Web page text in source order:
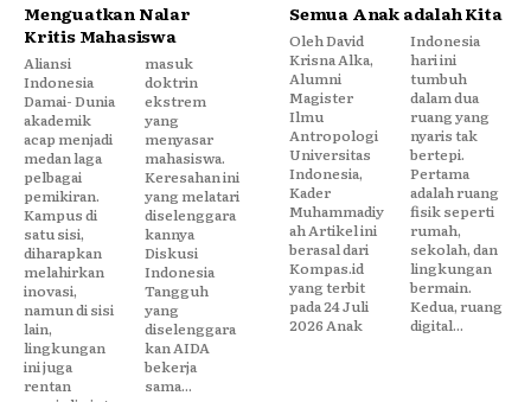
Menguatkan Nalar
Kritis Mahasiswa
Aliansi
Indonesia
Damai- Dunia
akademik
acap menjadi
medan laga
pelbagai
pemikiran.
Kampus di
satu sisi,
diharapkan
melahirkan
inovasi,
namun di sisi
lain,
lingkungan
ini juga
rentan
masuk
doktrin
ekstrem
yang
menyasar
mahasiswa.
Keresahan ini
yang melatari
diselenggara
kannya
Diskusi
Indonesia
Tangguh
yang
diselenggara
kan AIDA
bekerja
sama...
Semua Anak adalah Kita
Oleh David
Krisna Alka,
Alumni
Magister
Ilmu
Antropologi
Universitas
Indonesia,
Kader
Muhammadiy
ah Artikel ini
berasal dari
Kompas.id
yang terbit
pada 24 Juli
2026 Anak
Indonesia
hari ini
tumbuh
dalam dua
ruang yang
nyaris tak
bertepi.
Pertama
adalah ruang
fisik seperti
rumah,
sekolah, dan
lingkungan
bermain.
Kedua, ruang
digital...